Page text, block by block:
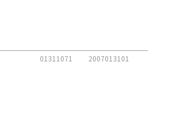
01311071 2007013101